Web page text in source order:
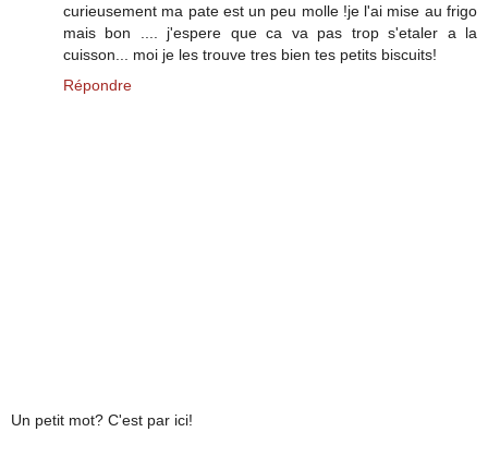
curieusement ma pate est un peu molle !je l'ai mise au frigo
mais bon .... j'espere que ca va pas trop s'etaler a la
cuisson... moi je les trouve tres bien tes petits biscuits!
Répondre
Un petit mot? C'est par ici!